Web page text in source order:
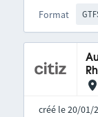
Format
créé le 20/01/